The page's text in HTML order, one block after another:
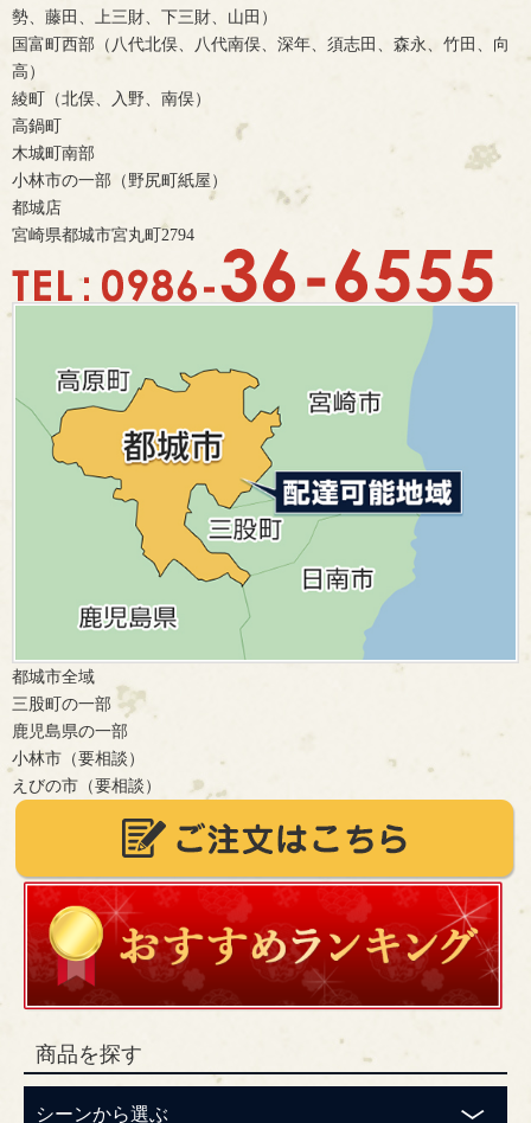
勢、藤田、上三財、下三財、山田）
国富町西部（八代北俣、八代南俣、深年、須志田、森永、竹田、向
高）
綾町（北俣、入野、南俣）
高鍋町
木城町南部
小林市の一部（野尻町紙屋）
都城店
宮崎県都城市宮丸町2794
都城市全域
三股町の一部
鹿児島県の一部
小林市（要相談）
えびの市（要相談）
商品を探す
シーンから選ぶ